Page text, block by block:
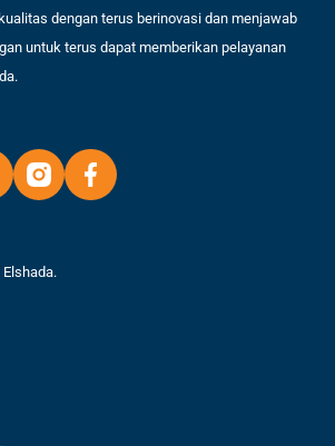
dengan terus berinovasi dan menjawab
untuk terus dapat memberikan pelayanan